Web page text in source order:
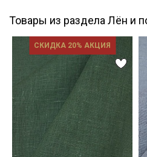
Товары из раздела Лён и
СКИДКА 20% АКЦИЯ